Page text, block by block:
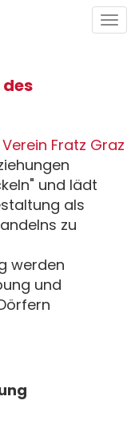
Fratz Graz
und lädt
als
zu
werden
und